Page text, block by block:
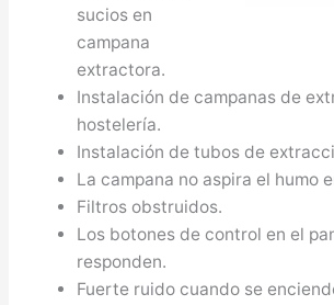
sucios en
campana
extractora.
Instalación de campanas de
hostelería.
Instalación de tubos de
La campana no aspira el humo
Filtros obstruidos.
Los botones de control en el
responden.
Fuerte ruido cuando se